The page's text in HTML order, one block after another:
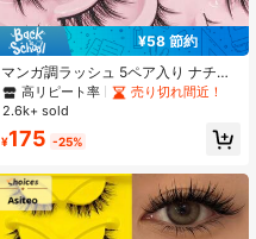
¥58 節約
マンガ調ラッシュ 5ペア入り ナチュ
ラル ウィスピー ソフト フォルスア
イラッシュ
高リピート率
売り切れ間近！
2.6k+ sold
¥175 -25%